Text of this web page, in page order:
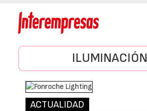
ILUMINACIÓN
ACTUALIDAD